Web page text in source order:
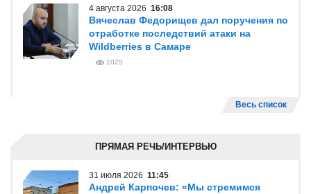
4 августа 2026 16:08
Вячеслав Федорищев дал поручения по
отработке последствий атаки на
Wildberries в Самаре
1025
Весь список
ПРЯМАЯ РЕЧЬ/ИНТЕРВЬЮ
31 июля 2026 11:45
Андрей Карпочев: «Мы стремимся